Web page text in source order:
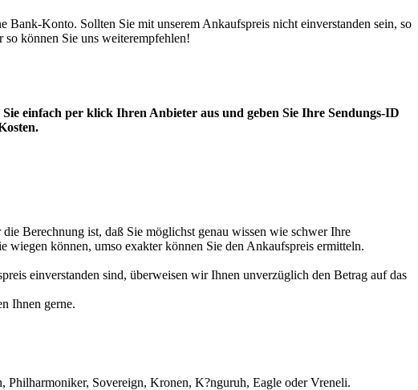
Konto. Sollten Sie mit unserem Ankaufspreis nicht einverstanden sein, so
können Sie uns weiterempfehlen!
einfach per klick Ihren Anbieter aus und geben Sie Ihre Sendungs-ID
Berechnung ist, daß Sie möglichst genau wissen wie schwer Ihre
wiegen können, umso exakter können Sie den Ankaufspreis ermitteln.
einverstanden sind, überweisen wir Ihnen unverzüglich den Betrag auf das
Ihnen gerne.
Philharmoniker, Sovereign, Kronen, K?nguruh, Eagle oder Vreneli.